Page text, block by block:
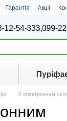
Гарантія Акції
12-54-333,099-
З електронним